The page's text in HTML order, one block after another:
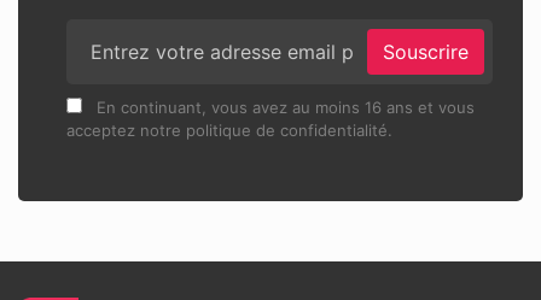
Souscrire
En continuant, vous avez au moins 16 ans et vous
acceptez notre politique de confidentialité.